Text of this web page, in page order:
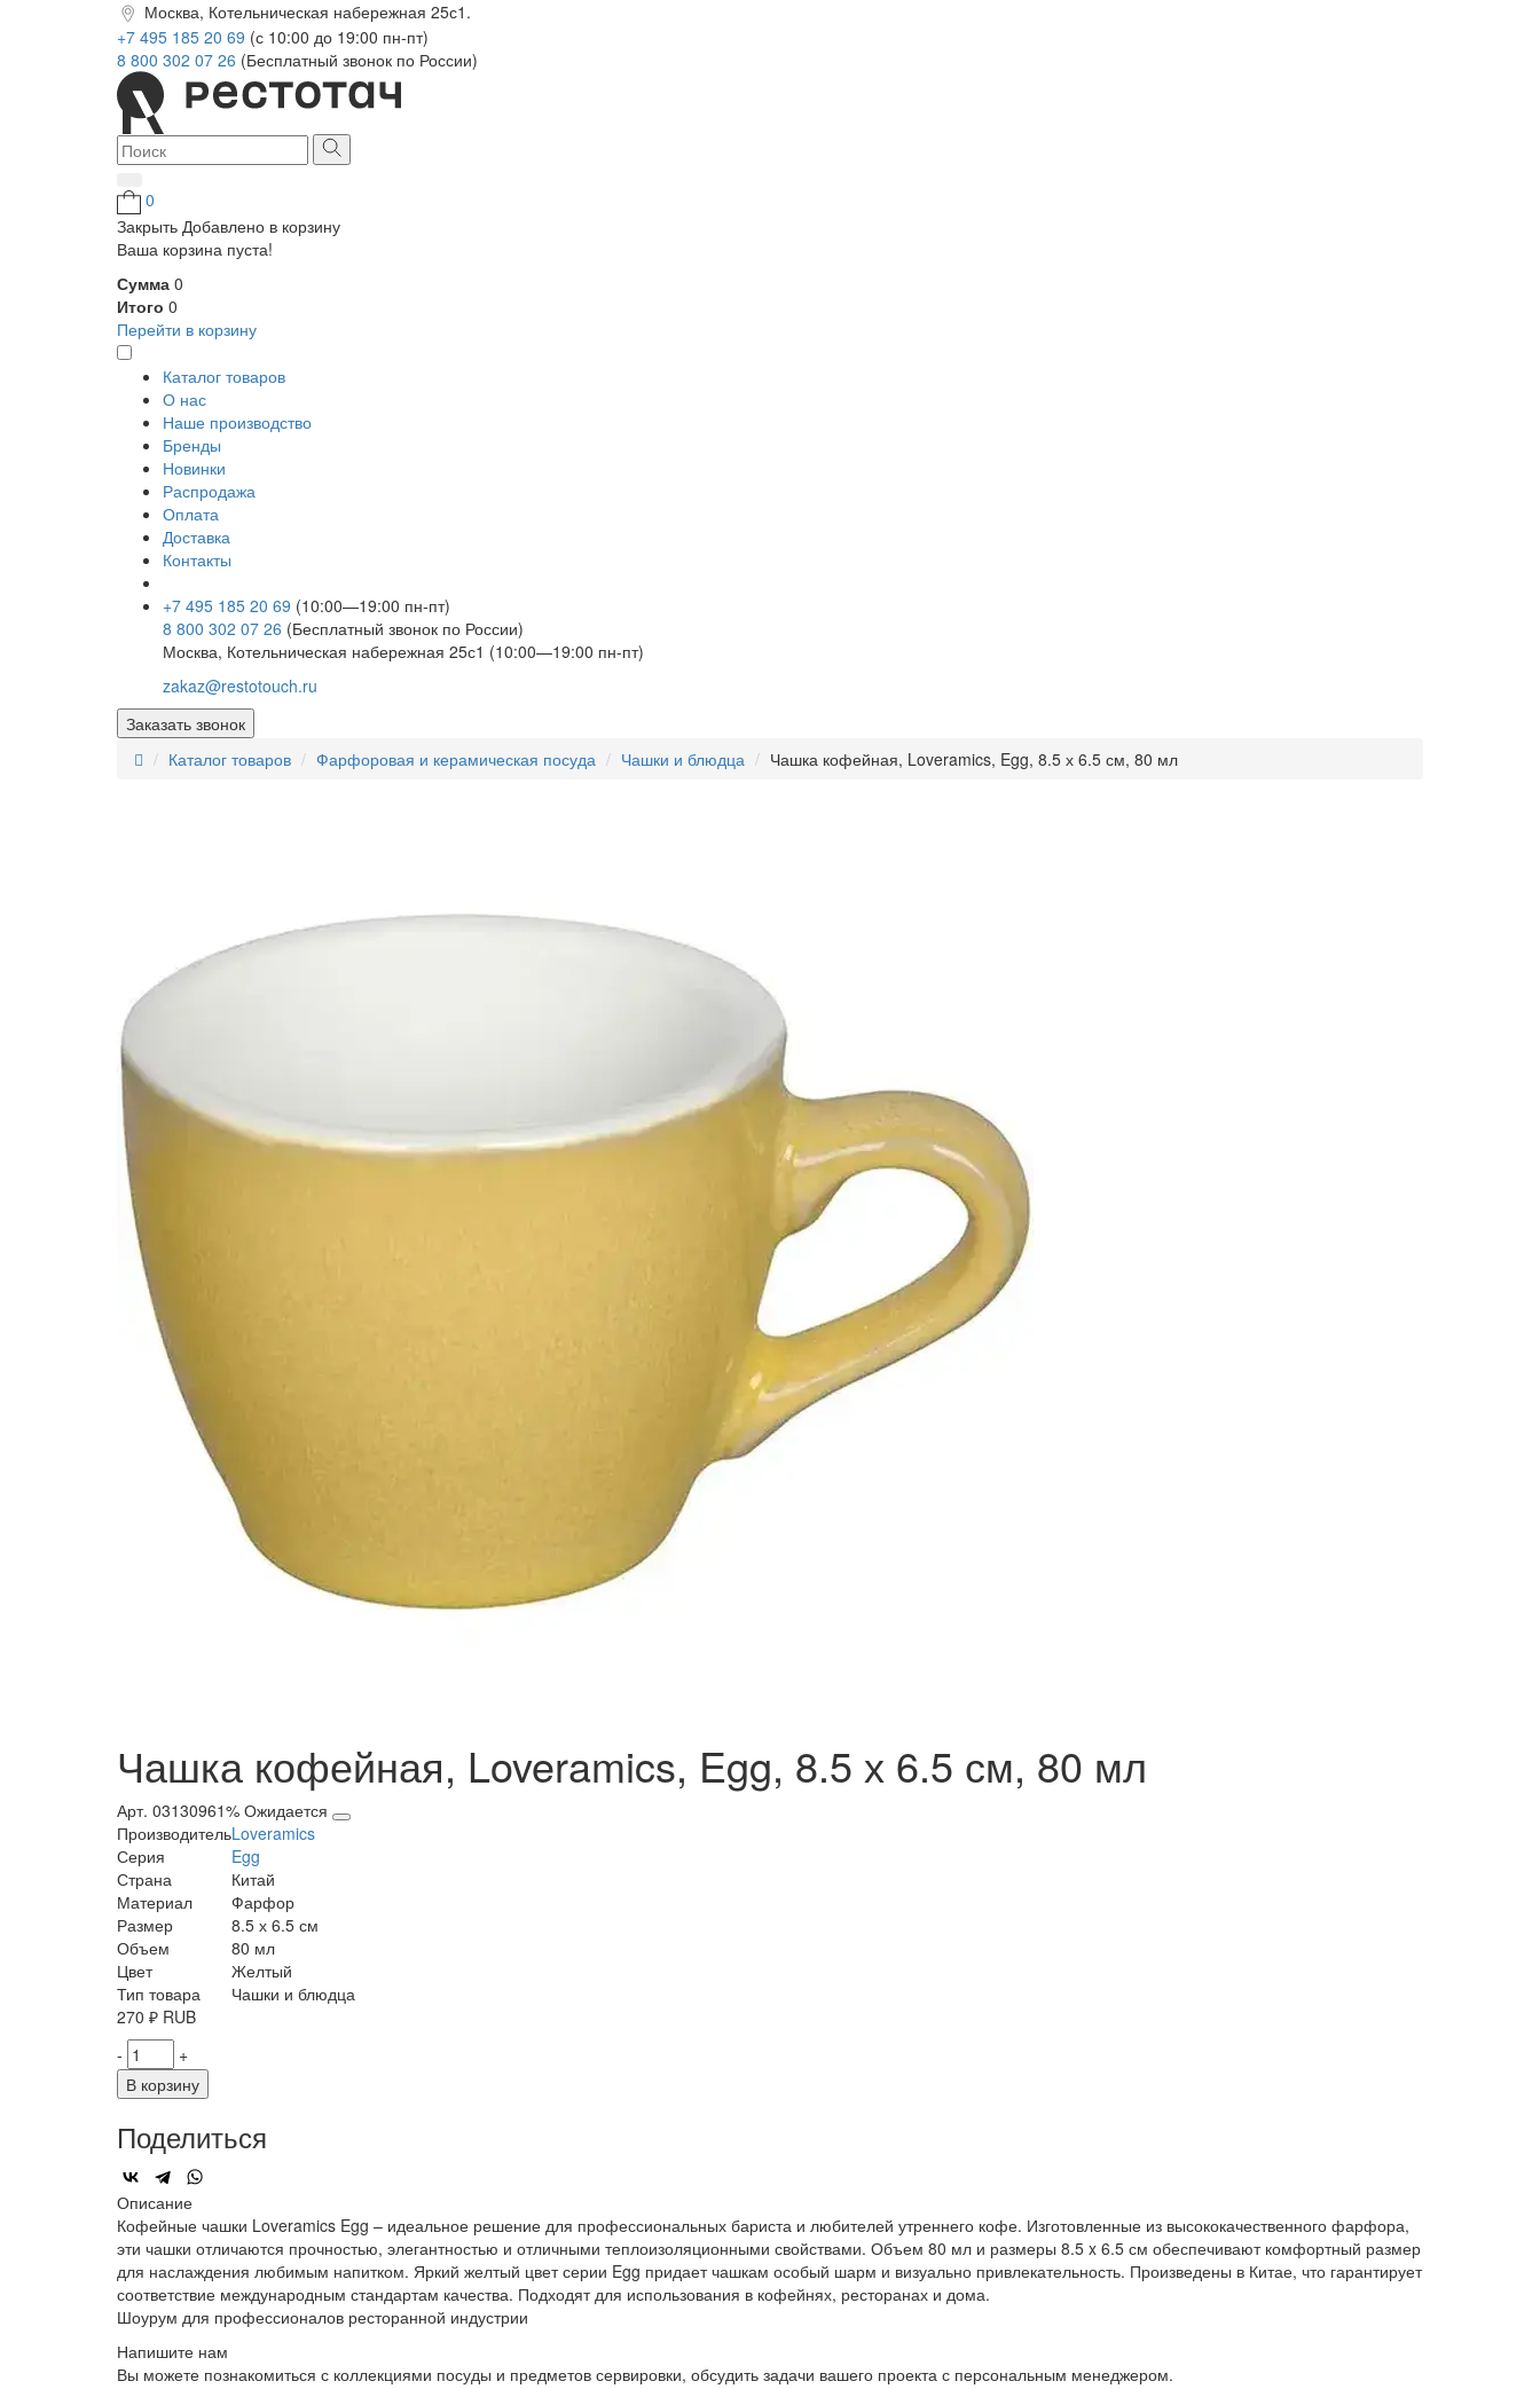
Москва, Котельническая набережная 25с1.
+7 495 185 20 69 (с 10:00 до 19:00 пн-пт)
8 800 302 07 26 (Бесплатный звонок по России)
0
Закрыть Добавлено в корзину
Ваша корзина пуста!
Сумма 0
Итого 0
Перейти в корзину
Каталог товаров
О нас
Наше производство
Бренды
Новинки
Распродажа
Оплата
Доставка
Контакты
+7 495 185 20 69 (10:00—19:00 пн-пт)
8 800 302 07 26 (Бесплатный звонок по России)
Москва, Котельническая набережная 25с1 (10:00—19:00 пн-пт)
zakaz@restotouch.ru
Заказать звонок
Каталог товаров
Фарфоровая и керамическая посуда Чашки и блюдца Чашка кофейная, Loveramics, Egg, 8.5 х 6.5 см, 80 мл
Чашка кофейная, Loveramics, Egg, 8.5 х 6.5 см, 80 мл
Арт. 03130961% Ожидается
ПроизводительLoveramics
Серия
Egg
Страна
Китай
Материал
Фарфор
Размер
8.5 х 6.5 см
Объем
80 мл
Цвет
Желтый
Тип товара
Чашки и блюдца
270 ₽ RUB
-
+
В корзину
Поделиться
Описание
Кофейные чашки Loveramics Egg – идеальное решение для профессиональных бариста и любителей утреннего кофе. Изготовленные из высококачественного фарфора,
эти чашки отличаются прочностью, элегантностью и отличными теплоизоляционными свойствами. Объем 80 мл и размеры 8.5 x 6.5 см обеспечивают комфортный размер
для наслаждения любимым напитком. Яркий желтый цвет серии Egg придает чашкам особый шарм и визуально привлекательность. Произведены в Китае, что гарантирует
соответствие международным стандартам качества. Подходят для использования в кофейнях, ресторанах и дома.
Шоурум для профессионалов ресторанной индустрии
Напишите нам
Вы можете познакомиться с коллекциями посуды и предметов сервировки, обсудить задачи вашего проекта с персональным менеджером.